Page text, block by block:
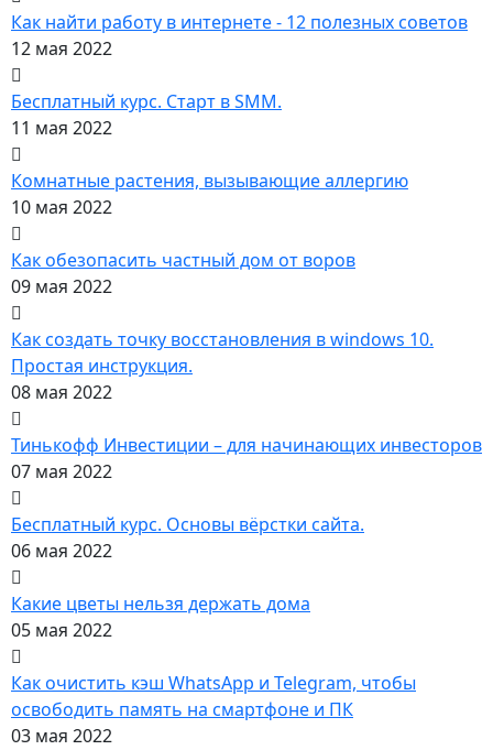
Как найти работу в интернете - 12 полезных советов
12 мая 2022
Бесплатный курс. Старт в SMM.
11 мая 2022
Комнатные растения, вызывающие аллергию
10 мая 2022
Как обезопасить частный дом от воров
09 мая 2022
Как создать точку восстановления в windows 10.
Простая инструкция.
08 мая 2022
Тинькофф Инвестиции – для начинающих инвесторов
07 мая 2022
Бесплатный курс. Основы вёрстки сайта.
06 мая 2022
Какие цветы нельзя держать дома
05 мая 2022
Как очистить кэш WhatsApp и Telegram, чтобы
освободить память на смартфоне и ПК
03 мая 2022